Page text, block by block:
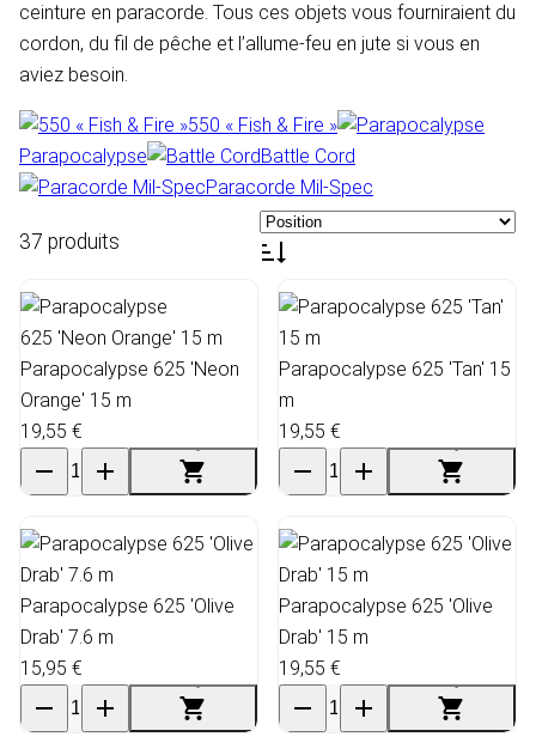
ceinture en paracorde. Tous ces objets vous fourniraient du
cordon, du fil de pêche et l’allume-feu en jute si vous en
aviez besoin.
550 « Fish & Fire »
Parapocalypse
Battle Cord
Paracorde Mil-Spec
37 produits
Parapocalypse 625 'Neon
Orange' 15 m
19,55 €
Parapocalypse 625 'Tan' 15
m
19,55 €
Parapocalypse 625 'Olive
Drab' 7.6 m
15,95 €
Parapocalypse 625 'Olive
Drab' 15 m
19,55 €